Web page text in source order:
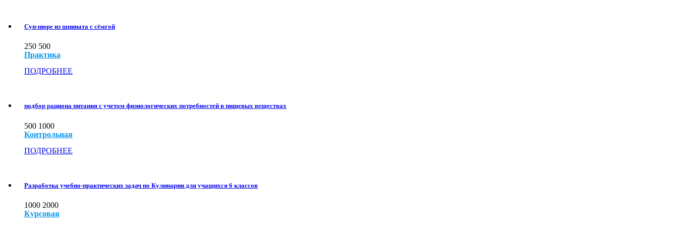
Суп-пюре из шпината с сёмгой
250 500
Практика
ПОДРОБНЕЕ
подбор рациона питания с учетом физиологических потребностей в пищевых веществах
500 1000
Контрольная
ПОДРОБНЕЕ
Разработка учебно-практических задач по Кулинарии для учащихся 6 классов
1000 2000
Курсовая